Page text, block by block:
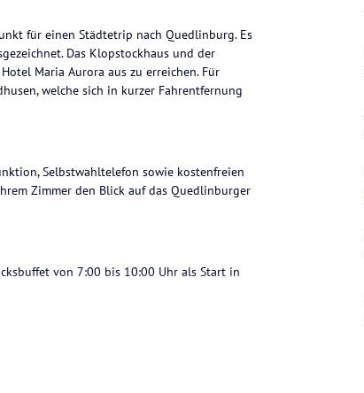
für einen Städtetrip nach Quedlinburg. Es
Das Klopstockhaus und der
Maria Aurora aus zu erreichen. Für
welche sich in kurzer Fahrentfernung
Selbstwahltelefon sowie kostenfreien
Zimmer den Blick auf das Quedlinburger
von 7:00 bis 10:00 Uhr als Start in
direkt am Markt. Hier bieten wir Ihnen